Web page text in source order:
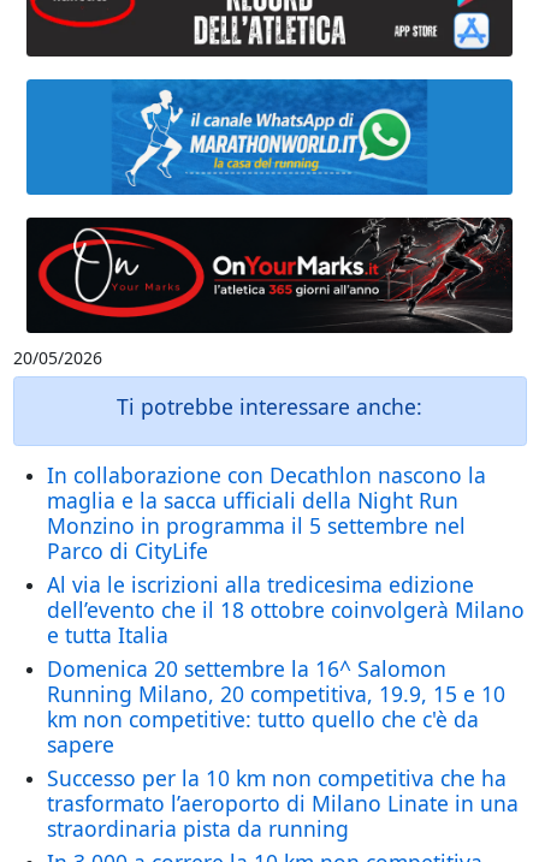
20/05/2026
Ti potrebbe interessare anche:
In collaborazione con Decathlon nascono la
maglia e la sacca ufficiali della Night Run
Monzino in programma il 5 settembre nel
Parco di CityLife
Al via le iscrizioni alla tredicesima edizione
dell’evento che il 18 ottobre coinvolgerà Milano
e tutta Italia
Domenica 20 settembre la 16^ Salomon
Running Milano, 20 competitiva, 19.9, 15 e 10
km non competitive: tutto quello che c'è da
sapere
Successo per la 10 km non competitiva che ha
trasformato l’aeroporto di Milano Linate in una
straordinaria pista da running